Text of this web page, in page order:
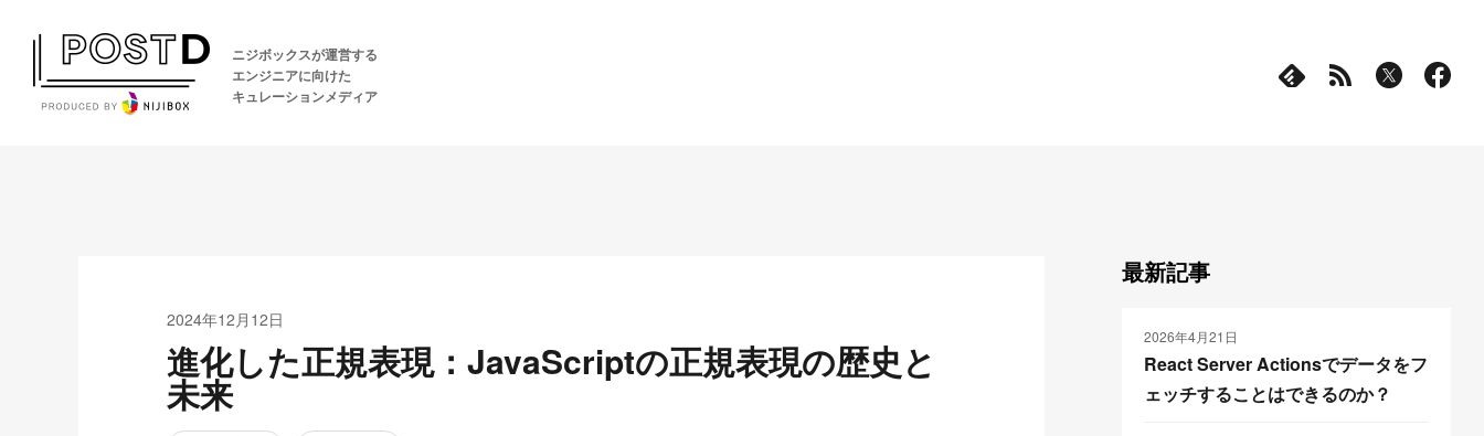
ニジボックスが運営する
エンジニアに向けた
キュレーションメディア
2024年12月12日
進化した正規表現：JavaScriptの正規表現の歴史と
未来
最新記事
2026年4月21日
React Server Actionsでデータをフ
ェッチすることはできるのか？